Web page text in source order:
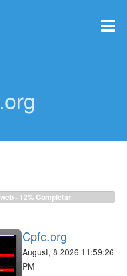
- 12% Completar
Cpfc.org
August, 8 2026 11:59:26
PM